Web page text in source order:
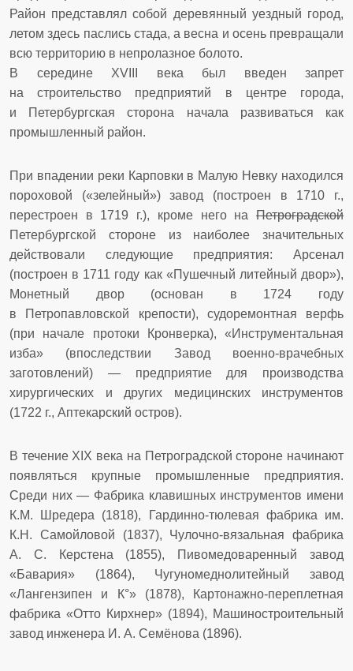
Район представлял собой деревянный уездный город,
летом здесь паслись стада, а весна и осень превращали
всю территорию в непролазное болото.
В середине XVIII века был введен запрет
на строительство предприятий в центре города,
и Петербургская сторона начала развиваться как
промышленный район.
При впадении реки Карповки в Малую Невку находился
пороховой («зелейный») завод (построен в 1710 г.,
перестроен в 1719 г.), кроме него на Петроградской
Петербургской стороне из наиболее значительных
действовали следующие предприятия: Арсенал
(построен в 1711 году как «Пушечный литейный двор»),
Монетный двор (основан в 1724 году
в Петропавловской крепости), судоремонтная верфь
(при начале протоки Кронверка), «Инструментальная
изба» (впоследствии Завод военно-врачебных
заготовлений) — предприятие для производства
хирургических и других медицинских инструментов
(1722 г., Аптекарский остров).
В течение XIX века на Петроградской стороне начинают
появляться крупные промышленные предприятия.
Среди них — Фабрика клавишных инструментов имени
К.М. Шредера (1818), Гардинно-тюлевая фабрика им.
К.Н. Самойловой (1837), Чулочно-вязальная фабрика
А. С. Керстена (1855),
Пивомедоваренный завод
«Бавария» (1864), Чугуномеднолитейный завод
«Лангензипен и К°»(1878),
Картонажно-переплетная
фабрика «Отто Кирхнер» (1894), Машиностроительный
завод инженера И. А. Семёнова (1896).